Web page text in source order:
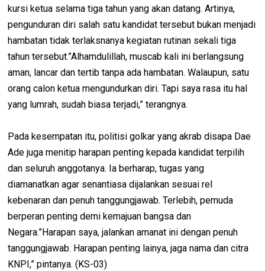
kursi ketua selama tiga tahun yang akan datang. Artinya,
pengunduran diri salah satu kandidat tersebut bukan menjadi
hambatan tidak terlaksnanya kegiatan rutinan sekali tiga
tahun tersebut.”Alhamdulillah, muscab kali ini berlangsung
aman, lancar dan tertib tanpa ada hambatan. Walaupun, satu
orang calon ketua mengundurkan diri. Tapi saya rasa itu hal
yang lumrah, sudah biasa terjadi,” terangnya.
Pada kesempatan itu, politisi golkar yang akrab disapa Dae
Ade juga menitip harapan penting kepada kandidat terpilih
dan seluruh anggotanya. Ia berharap, tugas yang
diamanatkan agar senantiasa dijalankan sesuai rel
kebenaran dan penuh tanggungjawab. Terlebih, pemuda
berperan penting demi kemajuan bangsa dan
Negara.”Harapan saya, jalankan amanat ini dengan penuh
tanggungjawab. Harapan penting lainya, jaga nama dan citra
KNPI,” pintanya. (KS-03)